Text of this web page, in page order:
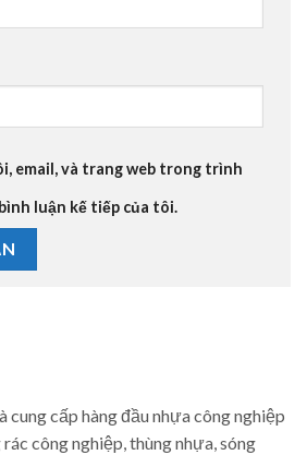
email, và trang web trong trình
luận kế tiếp của tôi.
cung cấp hàng đầu nhựa công nghiệp
công nghiệp, thùng nhựa, sóng